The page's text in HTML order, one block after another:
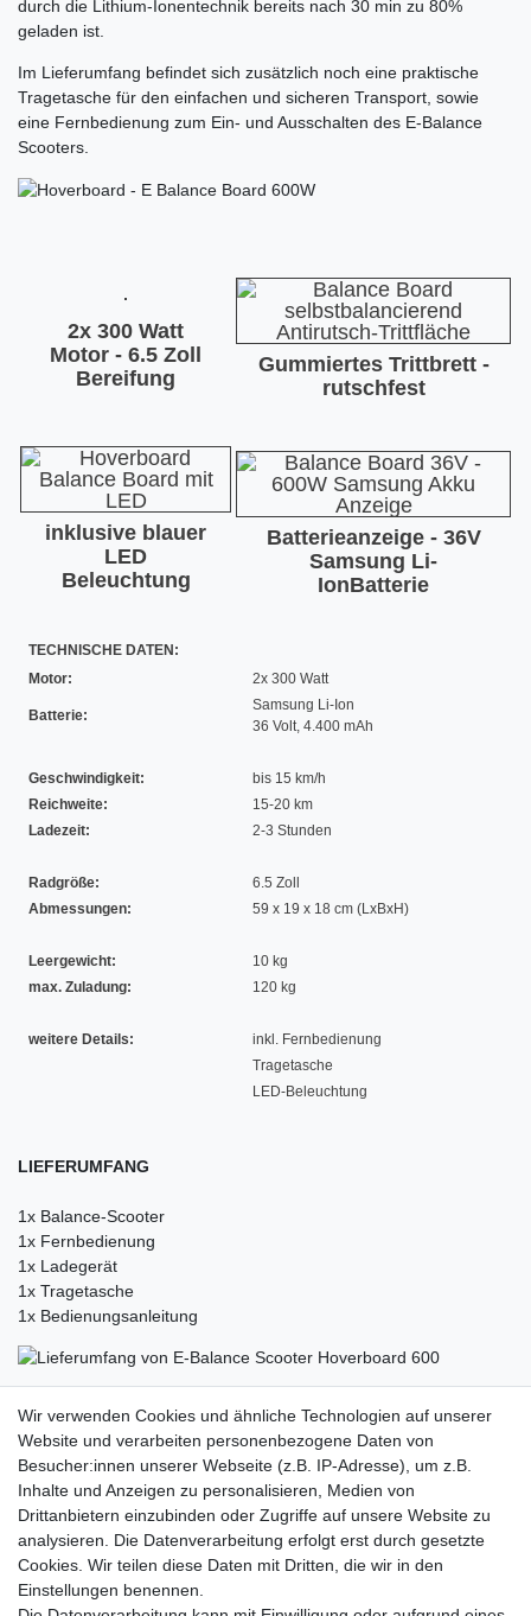
durch die Lithium-Ionentechnik bereits nach 30 min zu 80%
geladen ist.
Im Lieferumfang befindet sich zusätzlich noch eine praktische
Tragetasche für den einfachen und sicheren Transport, sowie
eine Fernbedienung zum Ein- und Ausschalten des E-Balance
Scooters.
2x 300 Watt
Motor - 6.5 Zoll
Bereifung
Gummiertes Trittbrett -
rutschfest
inklusive blauer
LED
Beleuchtung
Batterieanzeige - 36V
Samsung Li-
IonBatterie
TECHNISCHE DATEN:
Motor:
2x 300 Watt
Batterie:
Samsung Li-Ion
36 Volt, 4.400 mAh
Geschwindigkeit:
bis 15 km/h
Reichweite:
15-20 km
Ladezeit:
2-3 Stunden
Radgröße:
6.5 Zoll
Abmessungen:
59 x 19 x 18 cm (LxBxH)
Leergewicht:
10 kg
max. Zuladung:
120 kg
weitere Details:
inkl. Fernbedienung
Tragetasche
LED-Beleuchtung
LIEFERUMFANG
1x Balance-Scooter
1x Fernbedienung
1x Ladegerät
1x Tragetasche
1x Bedienungsanleitung
Rechtliches
AGB
Widerrufsrecht
Impressum
Datenschutzerklärung
Wir verwenden Cookies und ähnliche Technologien auf unserer
Website und verarbeiten personenbezogene Daten von
Besucher:innen unserer Webseite (z.B. IP-Adresse), um z.B.
Inhalte und Anzeigen zu personalisieren, Medien von
Drittanbietern einzubinden oder Zugriffe auf unsere Website zu
analysieren. Die Datenverarbeitung erfolgt erst durch gesetzte
Cookies. Wir teilen diese Daten mit Dritten, die wir in den
Einstellungen benennen.